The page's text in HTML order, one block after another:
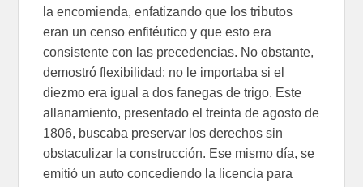
la encomienda, enfatizando que los tributos
eran un censo enfitéutico y que esto era
consistente con las precedencias. No obstante,
demostró flexibilidad: no le importaba si el
diezmo era igual a dos fanegas de trigo. Este
allanamiento, presentado el treinta de agosto de
1806, buscaba preservar los derechos sin
obstaculizar la construcción. Ese mismo día, se
emitió un auto concediendo la licencia para